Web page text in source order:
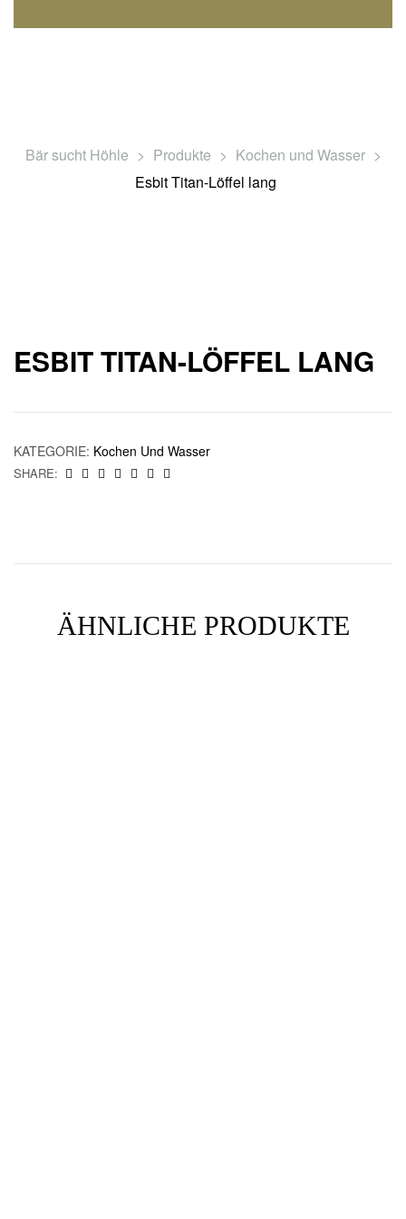
Bär sucht Höhle > Produkte > Kochen und Wasser >
Esbit Titan-Löffel lang
ESBIT TITAN-LÖFFEL LANG
KATEGORIE: Kochen Und Wasser
SHARE:
ÄHNLICHE PRODUKTE